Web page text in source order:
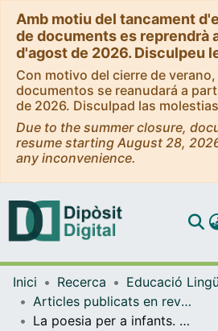
Amb motiu del tancament
de documents es reprendrà
d'agost de 2026. Disculpeu
Con motivo del cierre de
documentos se reanudará a
de 2026. Disculpad las molestias
Due to the summer closure,
resume starting August 28,
any inconvenience.
Inici Recerca
Articles publicats en revistes (Educació Lingüística, Científica i Matemàtica)
La poesia per a infants. Estat de la qüestió en llengua catalana